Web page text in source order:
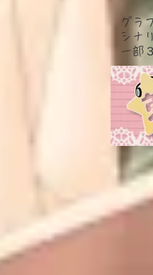
グラ
シナ
一部